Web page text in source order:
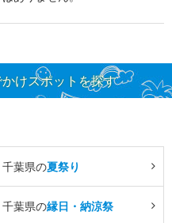
けスポットを探す
千葉県の夏祭り
千葉県の縁日・納涼祭